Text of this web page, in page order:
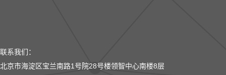
联系我们：
北京市海淀区宝兰南路1号院28号楼领智中心南楼8层